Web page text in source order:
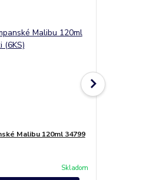
Malibu 120ml 34799
Skladom